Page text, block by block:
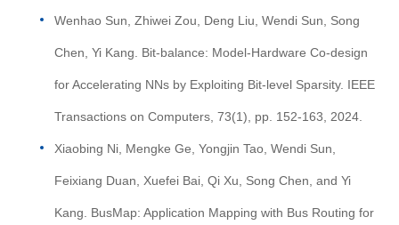
Wenhao Sun, Zhiwei Zou, Deng Liu, Wendi Sun, Song
Chen, Yi Kang. Bit-balance: Model-Hardware Co-design
for Accelerating NNs by Exploiting Bit-level Sparsity. IEEE
Transactions on Computers, 73(1), pp. 152-163, 2024.
Xiaobing Ni, Mengke Ge, Yongjin Tao, Wendi Sun,
Feixiang Duan, Xuefei Bai, Qi Xu, Song Chen, and Yi
Kang. BusMap: Application Mapping with Bus Routing for